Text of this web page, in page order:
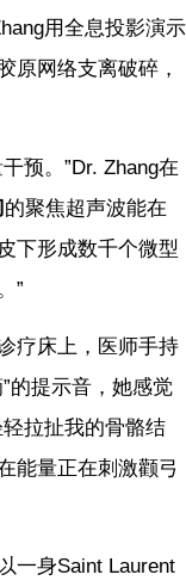
用全息投影演示
网络支离破碎，
预。”Dr. Zhang在
的聚焦超声波能在
下形成数千个微型
”
疗床上，医师手持
的提示音，她感觉
拉扯我的骨骼结
能量正在刺激颧弓
一身Saint Laurent